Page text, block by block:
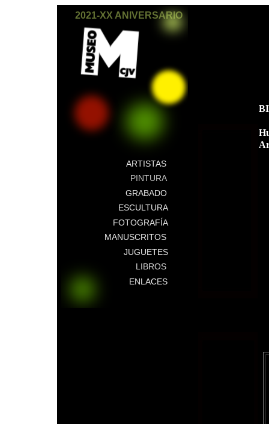
2021-XX ANIVERSARIO
ARTISTAS
PINTURA
GRABADO
ESCULTURA
FOTOGRAFÍA
MANUSCRITOS
JUGUETES
LIBROS
ENLACES